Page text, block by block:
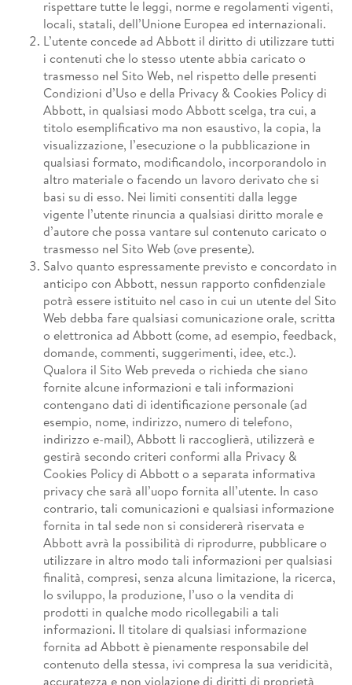
rispettare tutte le leggi, norme e regolamenti vigenti,
locali, statali, dell’Unione Europea ed internazionali.
L’utente concede ad Abbott il diritto di utilizzare tutti
i contenuti che lo stesso utente abbia caricato o
trasmesso nel Sito Web, nel rispetto delle presenti
Condizioni d’Uso e della Privacy & Cookies Policy di
Abbott, in qualsiasi modo Abbott scelga, tra cui, a
titolo esemplificativo ma non esaustivo, la copia, la
visualizzazione, l’esecuzione o la pubblicazione in
qualsiasi formato, modificandolo, incorporandolo in
altro materiale o facendo un lavoro derivato che si
basi su di esso. Nei limiti consentiti dalla legge
vigente l’utente rinuncia a qualsiasi diritto morale e
d’autore che possa vantare sul contenuto caricato o
trasmesso nel Sito Web (ove presente).
Salvo quanto espressamente previsto e concordato in
anticipo con Abbott, nessun rapporto confidenziale
potrà essere istituito nel caso in cui un utente del Sito
Web debba fare qualsiasi comunicazione orale, scritta
o elettronica ad Abbott (come, ad esempio, feedback,
domande, commenti, suggerimenti, idee, etc.).
Qualora il Sito Web preveda o richieda che siano
fornite alcune informazioni e tali informazioni
contengano dati di identificazione personale (ad
esempio, nome, indirizzo, numero di telefono,
indirizzo e-mail), Abbott li raccoglierà, utilizzerà e
gestirà secondo criteri conformi alla Privacy &
Cookies Policy di Abbott o a separata informativa
privacy che sarà all’uopo fornita all’utente. In caso
contrario, tali comunicazioni e qualsiasi informazione
fornita in tal sede non si considererà riservata e
Abbott avrà la possibilità di riprodurre, pubblicare o
utilizzare in altro modo tali informazioni per qualsiasi
finalità, compresi, senza alcuna limitazione, la ricerca,
lo sviluppo, la produzione, l’uso o la vendita di
prodotti in qualche modo ricollegabili a tali
informazioni. Il titolare di qualsiasi informazione
fornita ad Abbott è pienamente responsabile del
contenuto della stessa, ivi compresa la sua veridicità,
accuratezza e non violazione di diritti di proprietà